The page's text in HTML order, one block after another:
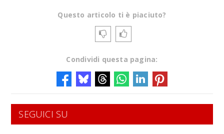
Questo articolo ti è piaciuto?
Condividi questa pagina:
SEGUICI SU